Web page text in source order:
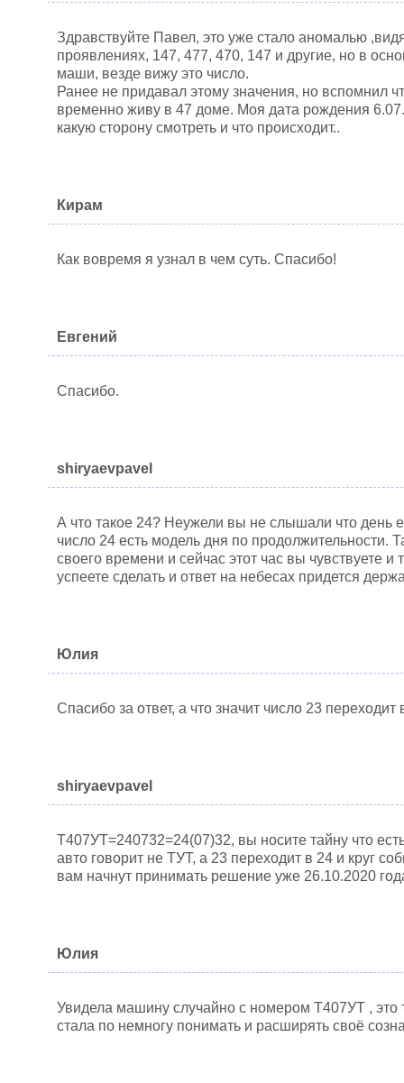
Здравствуйте Павел, это уже стало аномалью
проявлениях, 147, 477, 470, 147 и другие, но в
маши, везде вижу это число.
Ранее не придавал этому значения, но вспомнил
временно живу в 47 доме. Моя дата рождения
какую сторону смотреть и что происходит..
Кирам
Как вовремя я узнал в чем суть. Спасибо!
Евгений
Спасибо.
shiryaevpavel
А что такое 24? Неужели вы не слышали что день
число 24 есть модель дня по продолжительности.
своего времени и сейчас этот час вы чувствуете
успеете сделать и ответ на небесах придется
Юлия
Спасибо за ответ, а что значит число 23 переходит
shiryaevpavel
Т407УТ=240732=24(07)32, вы носите тайну что
авто говорит не ТУТ, а 23 переходит в 24 и круг
вам начнут принимать решение уже 26.10.2020
Юлия
Увидела машину случайно с номером Т407УТ , это
стала по немногу понимать и расширять своё